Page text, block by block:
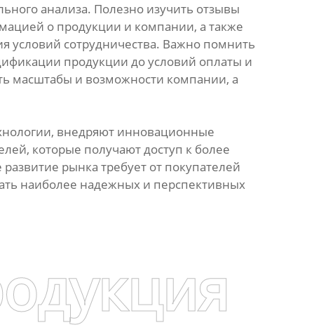
анализа. Полезно изучить отзывы
о продукции и компании, а также
условий сотрудничества. Важно помнить
продукции до условий оплаты и
масштабы и возможности компании, а
внедряют инновационные
которые получают доступ к более
рынка требует от покупателей
наиболее надежных и перспективных